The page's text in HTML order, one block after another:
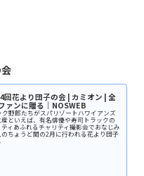
回花より団子の会 | カミオン | 全
ァンに贈る｜NOSWEB
ク野郎たちがスパリゾートハワイアンズ
といえば、有名俳優や寿司トラックの
ィあふれるチャリティ撮影会でおなじみ
ちょうど間の2月に行われる花より団子